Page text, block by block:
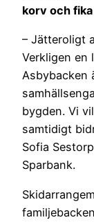
korv och
– Jätteroligt
Verkligen en
Asbybacken
bygden. Vi
samtidigt
Sofia
Sparbank.